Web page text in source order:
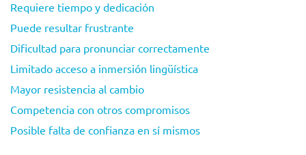
Requiere tiempo y dedicación
Puede resultar frustrante
Dificultad para pronunciar correctamente
Limitado acceso a inmersión lingüística
Mayor resistencia al cambio
Competencia con otros compromisos
Posible falta de confianza en sí mismos